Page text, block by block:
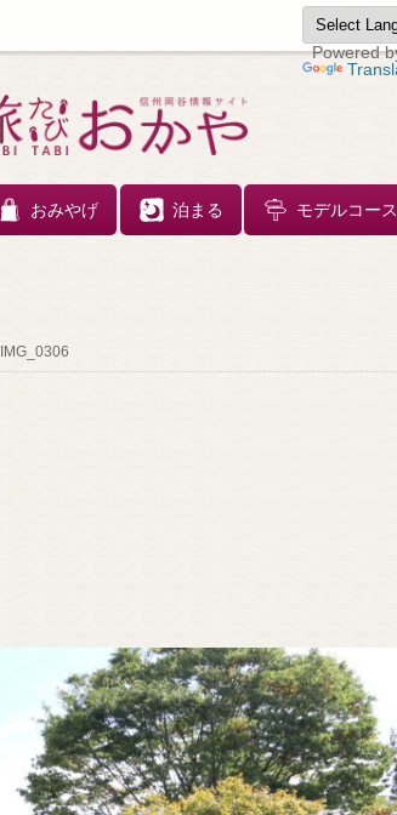
コンテンツへスキップ
おみやげ 泊まる モデルコース
Powered
IMG_0306